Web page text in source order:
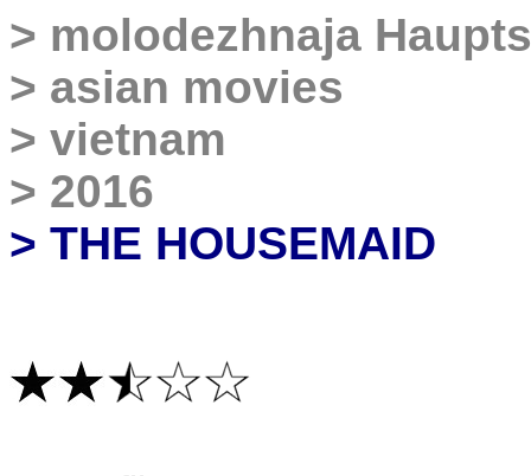
> molodezhnaja
> asian movies
> vietnam
> 2016
> THE HOUSEMAID